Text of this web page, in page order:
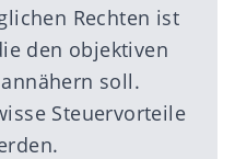
Rechten ist
den objektiven
soll.
Steuervorteile